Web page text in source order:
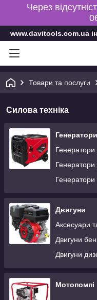
Через
www.davitools.com.ua
Товари та послуги
Силова техніка
Генератори
Генератори
Генератори
Генератори
Двигуни
Аксесуари
Двигуни
Двигуни
Мотопомпі